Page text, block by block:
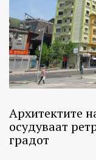
Архитектите
осудуваат
градот